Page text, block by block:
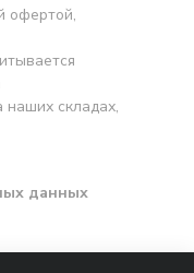
офертой,
наших складах,
данных